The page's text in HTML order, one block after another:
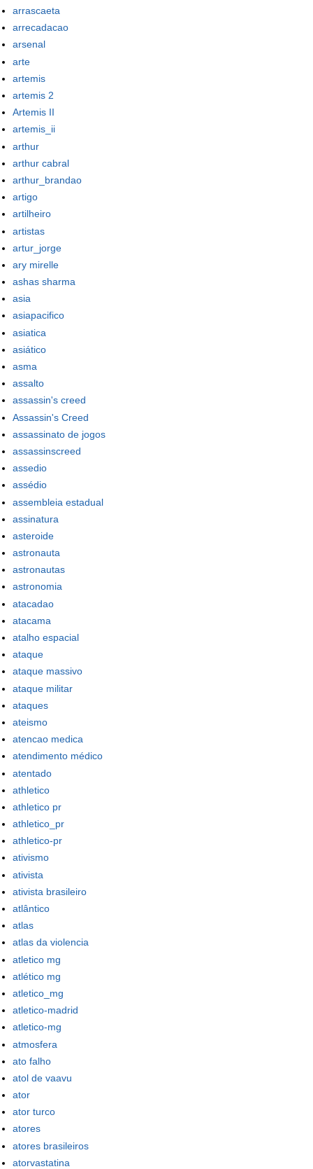
arrascaeta
arrecadacao
arsenal
arte
artemis
artemis 2
Artemis II
artemis_ii
arthur
arthur cabral
arthur_brandao
artigo
artilheiro
artistas
artur_jorge
ary mirelle
ashas sharma
asia
asiapacifico
asiatica
asiático
asma
assalto
assassin's creed
Assassin's Creed
assassinato de jogos
assassinscreed
assedio
assédio
assembleia estadual
assinatura
asteroide
astronauta
astronautas
astronomia
atacadao
atacama
atalho espacial
ataque
ataque massivo
ataque militar
ataques
ateismo
atencao medica
atendimento médico
atentado
athletico
athletico pr
athletico_pr
athletico-pr
ativismo
ativista
ativista brasileiro
atlântico
atlas
atlas da violencia
atletico mg
atlético mg
atletico_mg
atletico-madrid
atletico-mg
atmosfera
ato falho
atol de vaavu
ator
ator turco
atores
atores brasileiros
atorvastatina